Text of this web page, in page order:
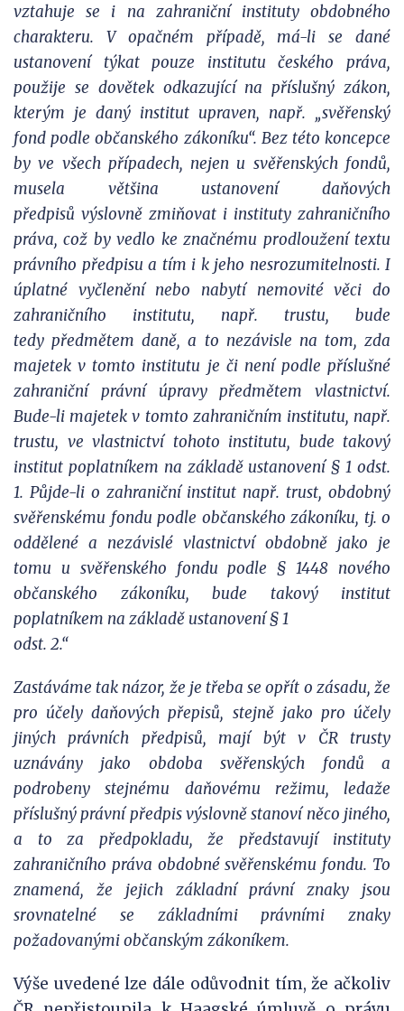
vztahuje se i na zahraniční instituty obdobného
charakteru. V opačném případě, má-li se dané
ustanovení týkat pouze institutu českého práva,
použije se dovětek odkazující na příslušný zákon,
kterým je daný institut upraven, např. „svěřenský
fond podle občanského zákoníku“. Bez této koncepce
by ve všech případech, nejen u svěřenských fondů,
musela většina ustanovení daňových
předpisů výslovně zmiňovat i instituty zahraničního
práva, což by vedlo ke značnému prodloužení textu
právního předpisu a tím i k jeho nesrozumitelnosti. I
úplatné vyčlenění nebo nabytí nemovité věci do
zahraničního institutu, např. trustu, bude
tedy předmětem daně, a to nezávisle na tom, zda
majetek v tomto institutu je či není podle příslušné
zahraniční právní úpravy předmětem vlastnictví.
Bude-li majetek v tomto zahraničním institutu, např.
trustu, ve vlastnictví tohoto institutu, bude takový
institut poplatníkem na základě ustanovení § 1 odst.
1. Půjde-li o zahraniční institut např. trust, obdobný
svěřenskému fondu podle občanského zákoníku, tj. o
oddělené a nezávislé vlastnictví obdobně jako je
tomu u svěřenského fondu podle § 1448 nového
občanského zákoníku, bude takový institut
poplatníkem na základě ustanovení § 1
odst. 2.“
Zastáváme tak názor, že je třeba se opřít o zásadu, že
pro účely daňových přepisů, stejně jako pro účely
jiných právních předpisů, mají být v ČR trusty
uznávány jako obdoba svěřenských fondů a
podrobeny stejnému daňovému režimu, ledaže
příslušný právní předpis výslovně stanoví něco jiného,
a to za předpokladu, že představují instituty
zahraničního práva obdobné svěřenskému fondu. To
znamená, že jejich základní právní znaky jsou
srovnatelné se základními právními znaky
požadovanými občanským zákoníkem.
Výše uvedené lze dále odůvodnit tím, že ačkoliv